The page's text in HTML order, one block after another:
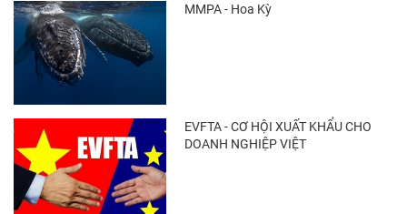
Thông báo 407/TB-VPCP: Tập trung cao độ,
MMPA - Hoa Kỳ
EVFTA - CƠ HỘI XUẤT KHẨU CHO
DOANH NGHIỆP VIỆT